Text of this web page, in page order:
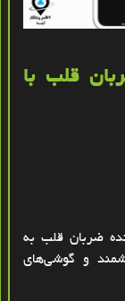
قلب با
ضربان قلب به
و گوشی‌های